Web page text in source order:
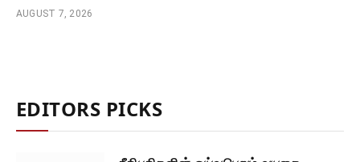
AUGUST 7, 2026
EDITORS PICKS